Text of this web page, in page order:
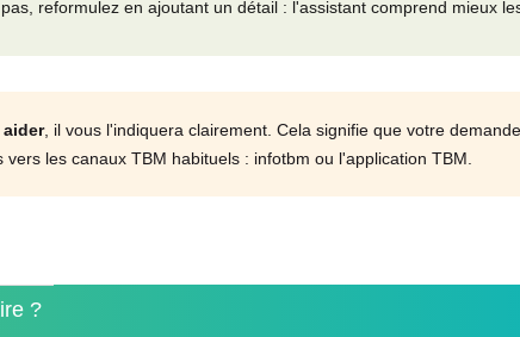
reformulez en ajoutant un détail : l'assistant comprend mieux
, il vous l'indiquera clairement. Cela signifie que votre
les canaux TBM habituels : infotbm ou l'application TBM.
?